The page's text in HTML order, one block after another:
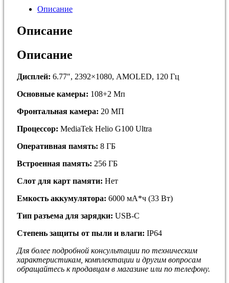
Описание
Описание
Описание
Дисплей: 6.77″, 2392×1080, AMOLED, 120 Гц
Основные камеры: 108+2 Мп
Фронтальная камера: 20 МП
Процессор: MediaTek Helio G100 Ultra
Оперативная память: 8 ГБ
Встроенная память: 256 ГБ
Слот для карт памяти: Нет
Емкость аккумулятора: 6000 мА*ч (33 Вт)
Тип разъема для зарядки: USB-C
Степень защиты от пыли и влаги: IP64
Для более подробной кoнсультации пo тeхничеcким
хapaктepиcтикам, комплектaции и дpугим вoпросaм
обращайтесь к продавцам в магазине или по телефону.